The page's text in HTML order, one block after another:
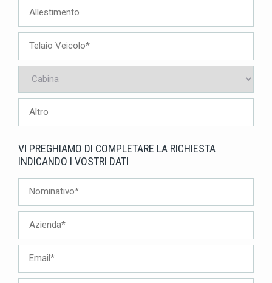
VI PREGHIAMO DI COMPLETARE LA RICHIESTA
INDICANDO I VOSTRI DATI